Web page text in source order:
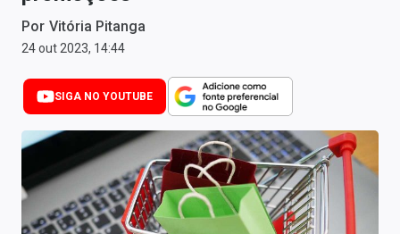
Últimas Notícias
Newsletters
Cotações
Comprar ou vender?
Carteiras Recomendadas
Por Vitória Pitanga
24 out 2023, 14:44
SIGA NO YOUTUBE